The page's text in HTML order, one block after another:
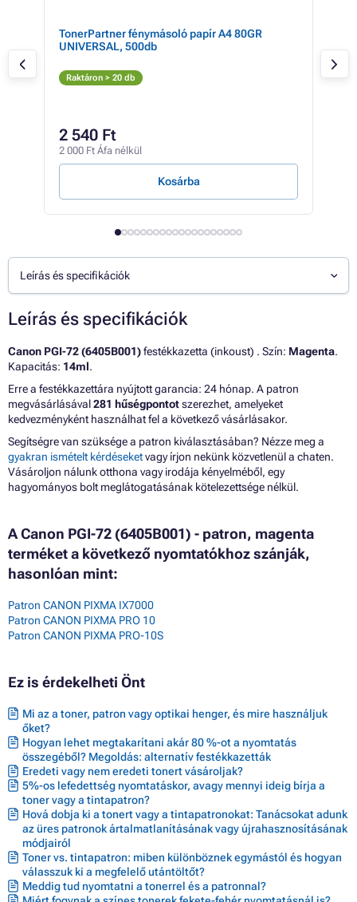
TonerPartner fénymásoló papír A4 80GR
UNIVERSAL, 500db
Raktáron > 20 db
2 540 Ft
2 000 Ft Áfa nélkül
Kosárba
Leírás és specifikációk
Leírás és specifikációk
Canon PGI-72 (6405B001)festékkazetta (inkoust) . Szín: Magenta.
Kapacitás: 14ml.
Erre a festékkazettára nyújtott garancia: 24 hónap. A patron
megvásárlásával281 hűségpontotszerezhet, amelyeket
kedvezményként használhat fel a következő vásárlásakor.
Segítségre van szüksége a patron kiválasztásában? Nézze meg a
gyakran ismételt kérdéseketvagy írjon nekünk közvetlenül a chaten.
Vásároljon nálunk otthona vagy irodája kényelméből, egy
hagyományos bolt meglátogatásának kötelezettsége nélkül.
A Canon PGI-72 (6405B001) - patron, magenta
terméket a következő nyomtatókhoz szánják,
hasonlóan mint:
Patron CANON PIXMA IX7000
Patron CANON PIXMA PRO 10
Patron CANON PIXMA PRO-10S
Ez is érdekelheti Önt
Mi az a toner, patron vagy optikai henger, és mire használjuk
őket?
Hogyan lehet megtakarítani akár 80 %-ot a nyomtatás
összegéből? Megoldás: alternatív festékkazetták
Eredeti vagy nem eredeti tonert vásároljak?
5%-os lefedettség nyomtatáskor, avagy mennyi ideig bírja a
toner vagy a tintapatron?
Hová dobja ki a tonert vagy a tintapatronokat: Tanácsokat adunk
az üres patronok ártalmatlanításának vagy újrahasznosításának
módjairól
Toner vs. tintapatron: miben különböznek egymástól és hogyan
válasszuk ki a megfelelő utántöltőt?
Meddig tud nyomtatni a tonerrel és a patronnal?